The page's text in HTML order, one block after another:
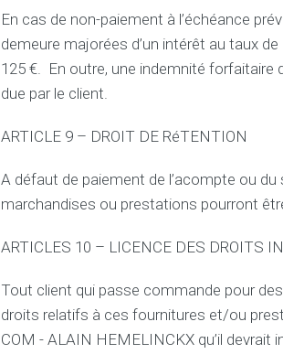
En cas de non-paiement à l’échéance
demeure majorées d’un intérêt au taux
125 €. En outre, une indemnité forfaitaire
due par le client.
ARTICLE 9 – DROIT DE RéTENTION
A défaut de paiement de l’acompte ou
marchandises ou prestations pourront
ARTICLES 10 – LICENCE DES DROITS
Tout client qui passe commande pour
droits relatifs à ces fournitures et/ou
COM - ALAIN HEMELINCKX qu’il